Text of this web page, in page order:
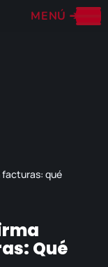
MENÚ ➔
facturas: qué
Qué